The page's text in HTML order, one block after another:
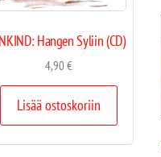
Hangen Syliin (CD)
4,90€
Lisää ostoskoriin